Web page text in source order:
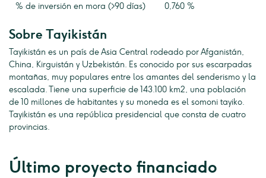
% de inversión en mora (>90 días) 0,760 %
Sobre Tayikistán
Tayikistán es un país de Asia Central rodeado por Afganistán,
China, Kirguistán y Uzbekistán. Es conocido por sus escarpadas
montañas, muy populares entre los amantes del senderismo y la
escalada. Tiene una superficie de 143.100 km2, una población
de 10 millones de habitantes y su moneda es el somoni tayiko.
Tayikistán es una república presidencial que consta de cuatro
provincias.
Último proyecto financiado